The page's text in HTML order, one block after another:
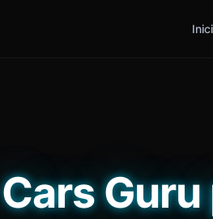
Cars